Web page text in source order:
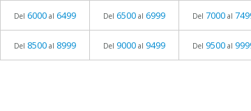
Del 6000 al 6499 Del 6500 al 6999 Del 7000 al
Del 8500 al 8999 Del 9000 al 9499 Del 9500 al